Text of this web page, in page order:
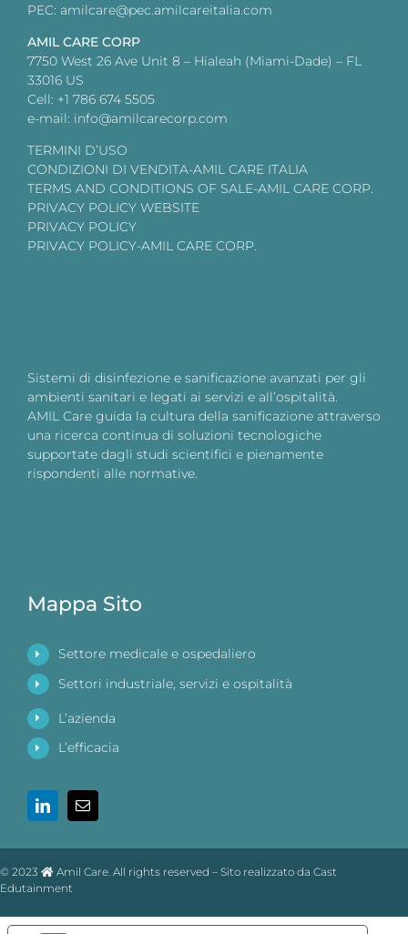
PEC: amilcare@pec.amilcareitalia.com
AMIL CARE CORP
7750 West 26 Ave Unit 8 – Hialeah (Miami-Dade) – FL
33016 US
Cell: +1 786 674 5505
e-mail: info@amilcarecorp.com
TERMINI D’USO
CONDIZIONI DI VENDITA-AMIL CARE ITALIA
TERMS AND CONDITIONS OF SALE-AMIL CARE CORP.
PRIVACY POLICY WEBSITE
PRIVACY POLICY
PRIVACY POLICY-AMIL CARE CORP.
Sistemi di disinfezione e sanificazione avanzati per gli
ambienti sanitari e legati ai servizi e all’ospitalità.
AMIL Care guida la cultura della sanificazione attraverso
una ricerca continua di soluzioni tecnologiche
supportate dagli studi scientifici e pienamente
rispondenti alle normative.
Mappa Sito
Settore medicale e ospedaliero
Settori industriale, servizi e ospitalità
L’azienda
L’efficacia
© 2023
Amil Care. All rights reserved – Sito realizzato da Cast
Edutainment